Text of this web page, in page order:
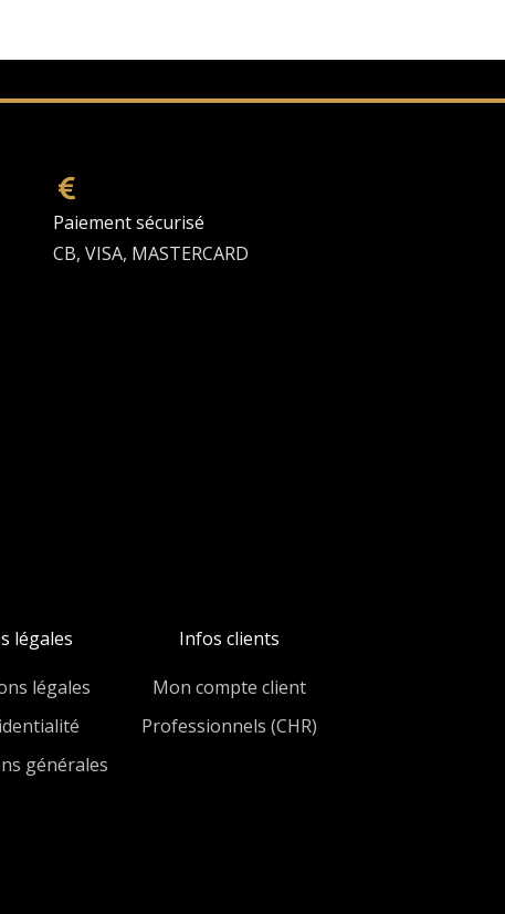
Paiement sécurisé
CB, VISA, MASTERCARD
légales
légales
générales
Infos clients
Mon compte client
Professionnels (CHR)